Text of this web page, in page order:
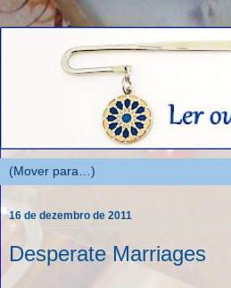
16 de dezembro de 2011
Desperate Marriages